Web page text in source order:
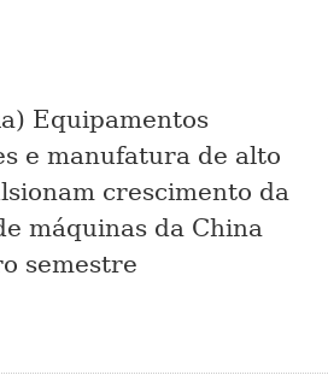
Equipamentos
e manufatura de alto
crescimento da
máquinas da China
semestre